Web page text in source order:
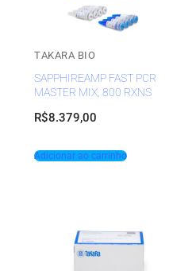
TAKARA BIO
SAPPHIREAMP FAST PCR
MASTER MIX, 800 RXNS
R$8.379,00
Adicionar ao carrinho